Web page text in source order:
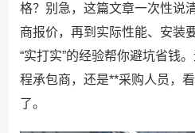
格？别急，这篇文章一次性说
商报价，再到实际性能、安装
“实打实”的经验帮你避坑省钱
程承包商，还是**采购人员，
了。